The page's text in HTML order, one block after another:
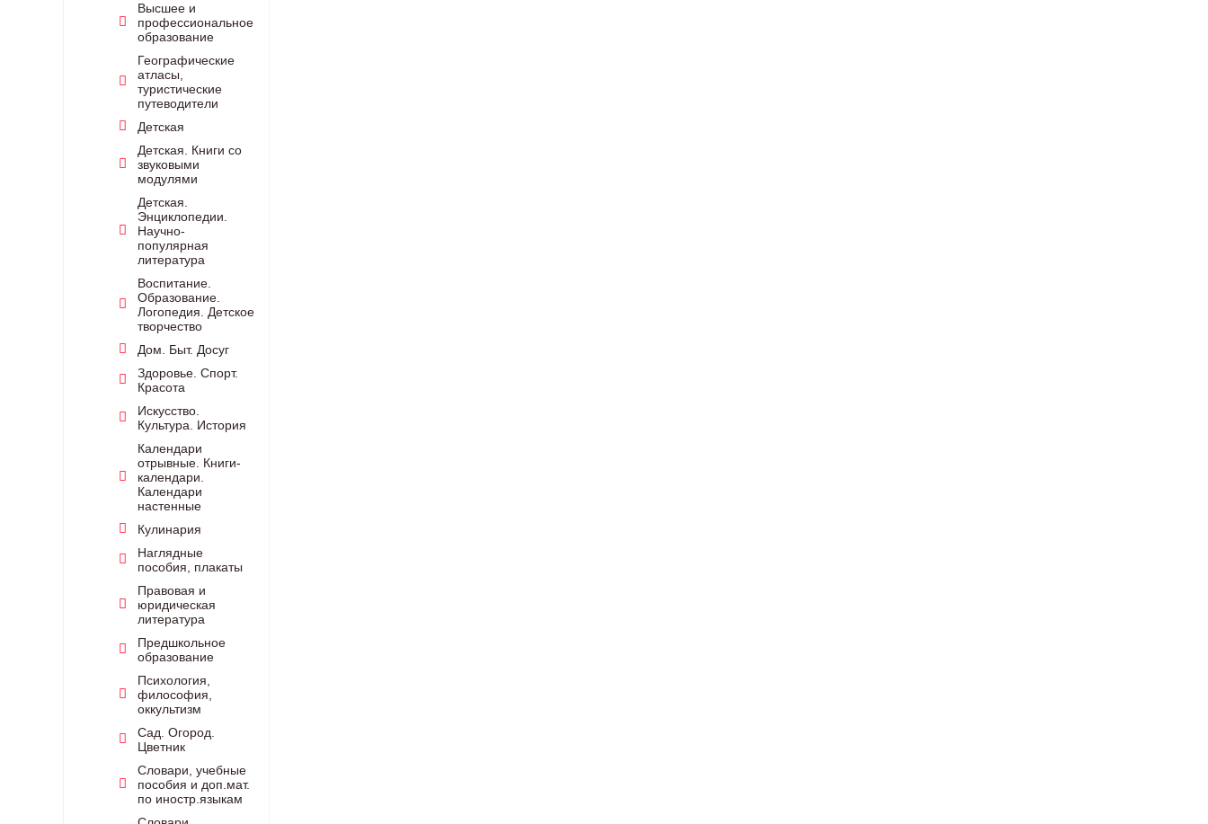
Высшее и
профессиональное
образование
Географические
атласы,
туристические
путеводители
Детская
Детская. Книги со
звуковыми
модулями
Детская.
Энциклопедии.
Научно-
популярная
литература
Воспитание.
Образование.
Логопедия. Детское
творчество
Дом. Быт. Досуг
Здоровье. Спорт.
Красота
Искусство.
Культура. История
Календари
отрывные. Книги-
календари.
Календари
настенные
Кулинария
Наглядные
пособия, плакаты
Правовая и
юридическая
литература
Предшкольное
образование
Психология,
философия,
оккультизм
Сад. Огород.
Цветник
Словари, учебные
пособия и доп.мат.
по иностр.языкам